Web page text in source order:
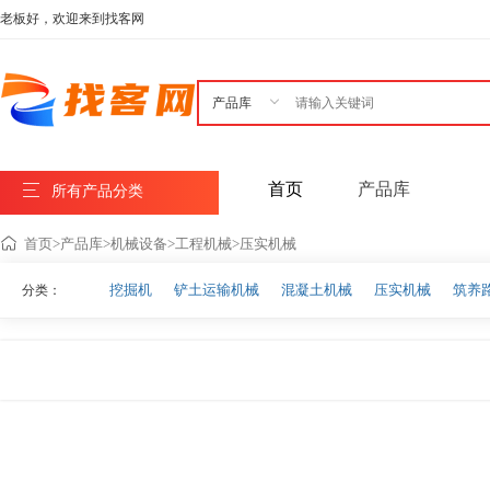
老板好，欢迎来到找客网
 所有产品分类 首页 产品库
首页>产品库>机械设备>工程机械>压实机械
分类： 挖掘机 铲土运输机械 混凝土机械 压实机械 筑养